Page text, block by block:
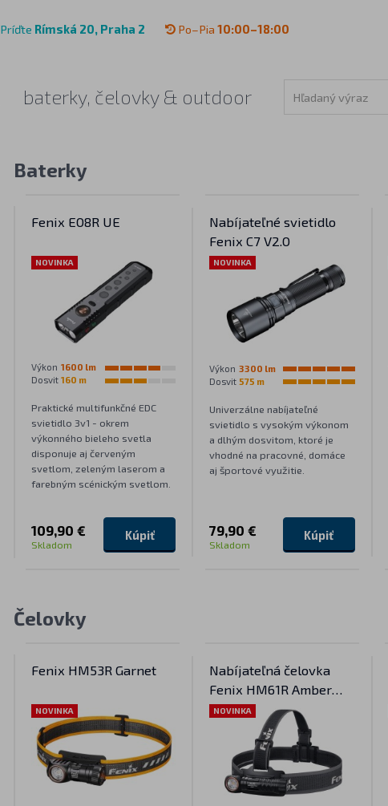
Príďte Rímská 20, Praha 2 Po–Pia 10:00–18:00
baterky, čelovky & outdoor
Baterky
Fenix E08R UE
NOVINKA
Výkon 1600 lm
Dosvit 160 m
Praktické multifunkčné EDC
svietidlo 3v1 - okrem
výkonného bieleho svetla
disponuje aj červeným
svetlom, zeleným laserom a
farebným scénickým svetlom.
109,90 €
Skladom
Kúpiť
Nabíjateľné svietidlo
Fenix C7 V2.0
NOVINKA
Výkon 3300 lm
Dosvit 575 m
Univerzálne nabíjateľné
svietidlo s vysokým výkonom
a dlhým dosvitom, ktoré je
vhodné na pracovné, domáce
aj športové využitie.
79,90 €
Skladom
Kúpiť
Čelovky
Fenix HM53R Garnet
NOVINKA
Nabíjateľná čelovka
Fenix HM61R Amber
V3.0
NOVINKA